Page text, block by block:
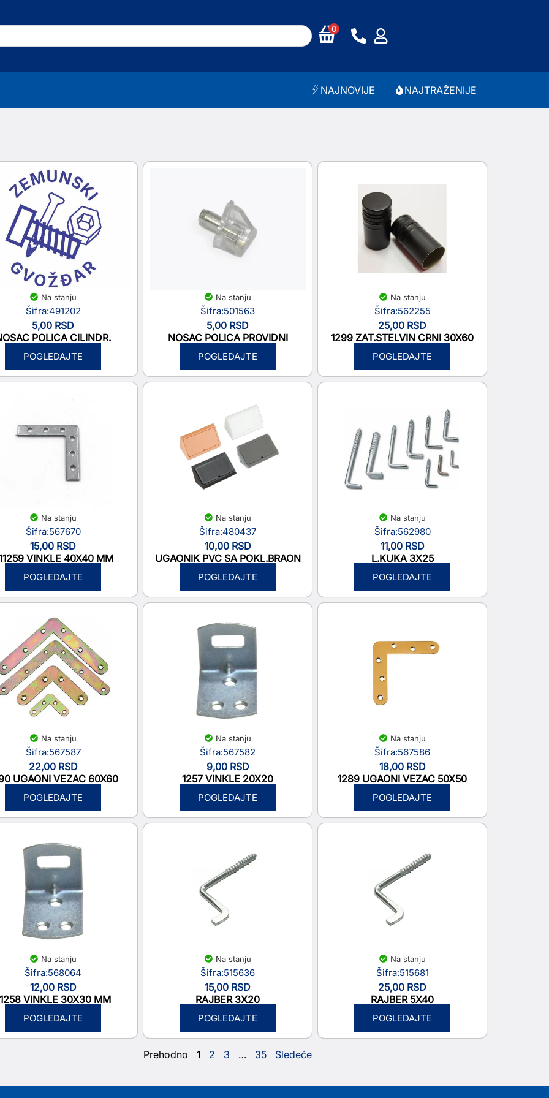
0
NAJNOVIJE NAJTRAŽENIJE
Na stanju
Šifra:491202
POLICA CILINDR.
5,00 RSD
POGLEDAJTE
Na stanju
Šifra:501563
NOSAC POLICA PROVIDNI
5,00 RSD
POGLEDAJTE
Na stanju
Šifra:562255
1299 ZAT.STELVIN CRNI 30X60
25,00 RSD
POGLEDAJTE
Na stanju
Šifra:567670
VINKLE 40X40 MM
15,00 RSD
POGLEDAJTE
Na stanju
Šifra:480437
UGAONIK PVC SA POKL.BRAON
10,00 RSD
POGLEDAJTE
Na stanju
Šifra:562980
L.KUKA 3X25
11,00 RSD
POGLEDAJTE
Na stanju
Šifra:567587
UGAONI VEZAC 60X60
22,00 RSD
POGLEDAJTE
Na stanju
Šifra:567582
1257 VINKLE 20X20
9,00 RSD
POGLEDAJTE
Na stanju
Šifra:567586
1289 UGAONI VEZAC 50X50
18,00 RSD
POGLEDAJTE
Na stanju
Šifra:568064
VINKLE 30X30 MM
12,00 RSD
POGLEDAJTE
Na stanju
Šifra:515636
RAJBER 3X20
15,00 RSD
POGLEDAJTE
Na stanju
Šifra:515681
RAJBER 5X40
25,00 RSD
POGLEDAJTE
Prehodno 1 2 3 … 35 Sledeće